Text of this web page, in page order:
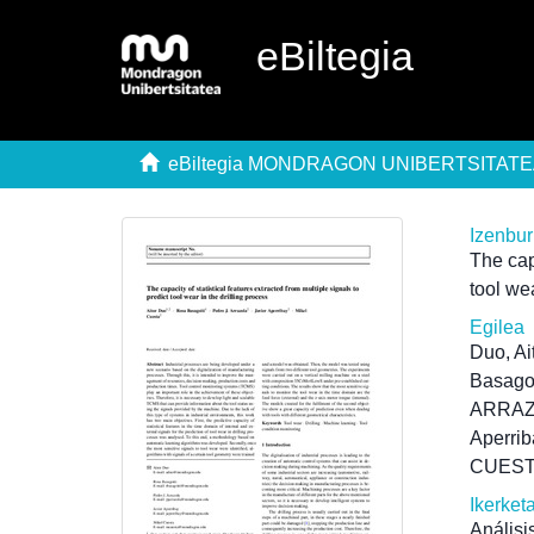
eBiltegia
eBiltegia MONDRAGON
The
tool
Egilea
Duo,